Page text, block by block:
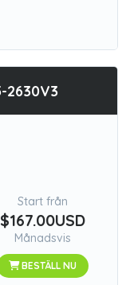
2630V3
Start från
$167.00USD
Månadsvis
BESTÄLL NU